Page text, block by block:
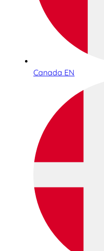
Canada EN